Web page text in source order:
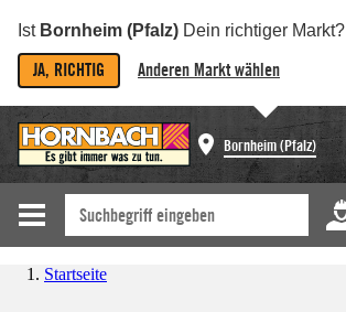
Ist Bornheim (Pfalz) Dein richtiger Markt?
JA, RICHTIG Anderen Markt wählen
Bornheim (Pfalz)
Startseite